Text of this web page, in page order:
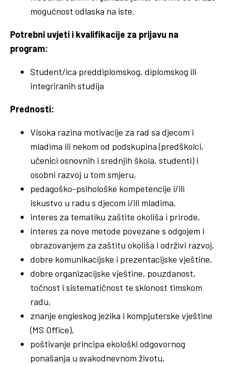
mogućnost odlaska na iste.
Potrebni uvjeti i kvalifikacije za prijavu na
program:
Student/ica preddiplomskog, diplomskog ili
integriranih studija
Prednosti:
Visoka razina motivacije za rad sa djecom i
mladima ili nekom od podskupina (predškolci,
učenici osnovnih i srednjih škola, studenti) i
osobni razvoj u tom smjeru,
pedagoško-psihološke kompetencije i/ili
iskustvo u radu s djecom i/ili mladima,
interes za tematiku zaštite okoliša i prirode,
interes za nove metode povezane s odgojem i
obrazovanjem za zaštitu okoliša i održivi razvoj,
dobre komunikacijske i prezentacijske vještine,
dobre organizacijske vještine, pouzdanost,
točnost i sistematičnost te sklonost timskom
radu,
znanje engleskog jezika i kompjuterske vještine
(MS Office),
poštivanje principa ekološki odgovornog
ponašanja u svakodnevnom životu,